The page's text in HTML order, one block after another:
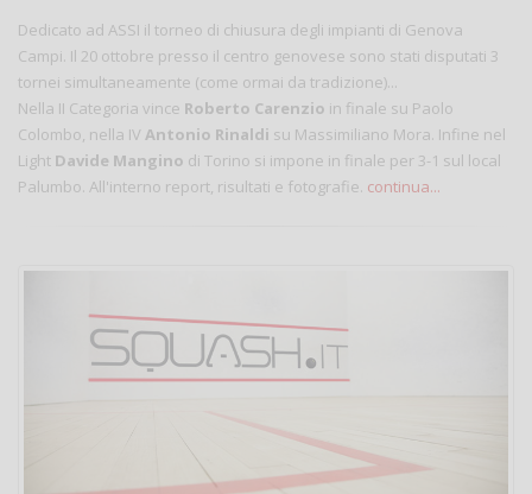
Dedicato ad ASSI il torneo di chiusura degli impianti di Genova
Campi. Il 20 ottobre presso il centro genovese sono stati disputati 3
tornei simultaneamente (come ormai da tradizione)...
Nella II Categoria vince Roberto Carenzio in finale su Paolo
Colombo, nella IV Antonio Rinaldi su Massimiliano Mora. Infine nel
Light Davide Mangino di Torino si impone in finale per 3-1 sul local
Palumbo. All'interno report, risultati e fotografie. continua...